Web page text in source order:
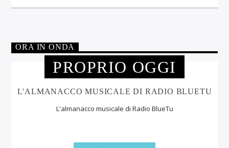
ORA IN ONDA
PROPRIO OGGI
L'ALMANACCO MUSICALE DI RADIO BLUETU
L'almanacco musicale di Radio BlueTu